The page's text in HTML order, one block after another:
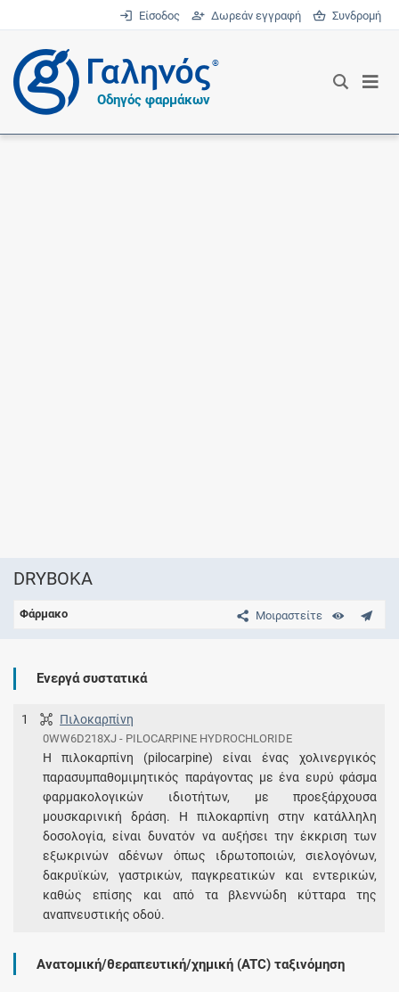
Είσοδος Δωρεάν εγγραφή Συνδρομή
®
Οδηγός φαρμάκων
DRYBOKA
Μοιραστείτε
Φάρμακο
Ενεργά συστατικά
1 Πιλοκαρπίνη
0WW6D218XJ - PILOCARPINE HYDROCHLORIDE
Η πιλοκαρπίνη (pilocarpine) είναι ένας χολινεργικός
παρασυμπαθομιμητικός παράγοντας με ένα ευρύ φάσμα
φαρμακολογικών ιδιοτήτων, με προεξάρχουσα
μουσκαρινική δράση. Η πιλοκαρπίνη στην κατάλληλη
δοσολογία, είναι δυνατόν να αυξήσει την έκκριση των
εξωκρινών αδένων όπως ιδρωτοποιών, σιελογόνων,
δακρυϊκών, γαστρικών, παγκρεατικών και εντερικών,
καθώς επίσης και από τα βλεννώδη κύτταρα της
αναπνευστικής οδού.
Ανατομική/θεραπευτική/χημική (ATC) ταξινόμηση